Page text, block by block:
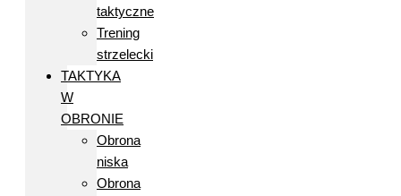
taktyczne
Trening
strzelecki
TAKTYKA
W
OBRONIE
Obrona
niska
Obrona